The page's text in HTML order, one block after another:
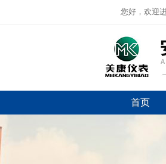
您好，欢迎
首页